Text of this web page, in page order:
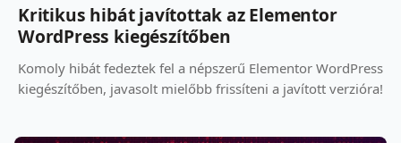
Kritikus hibát javítottak az Elementor
WordPress kiegészítőben
Komoly hibát fedeztek fel a népszerű Elementor WordPress
kiegészítőben, javasolt mielőbb frissíteni a javított verzióra!